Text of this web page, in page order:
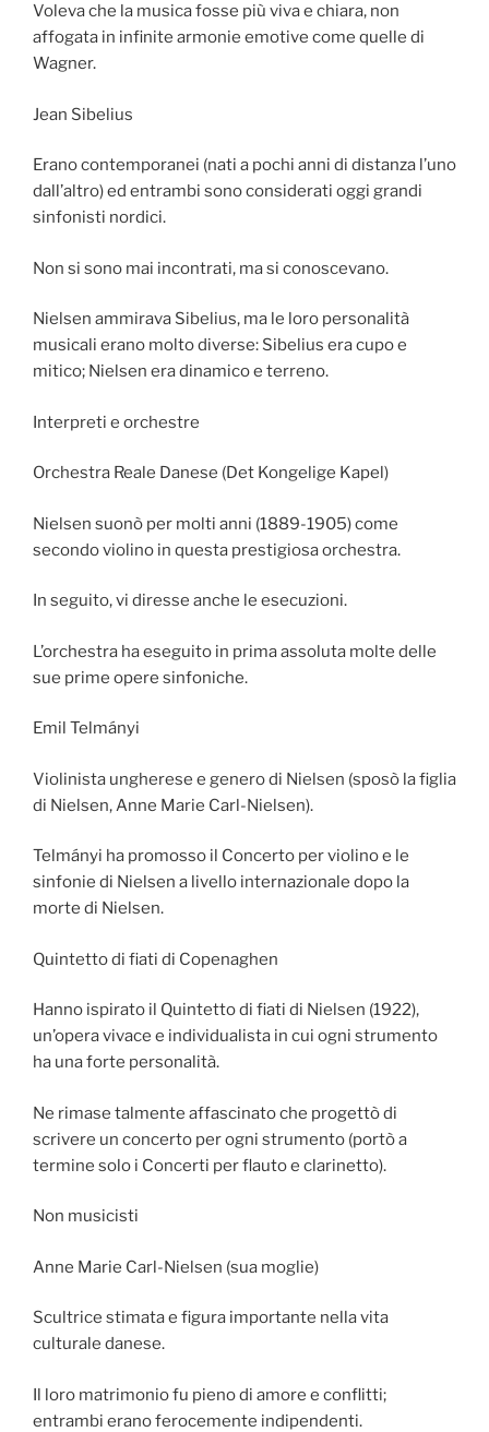
Voleva che la musica fosse più viva e chiara, non
affogata in infinite armonie emotive come quelle di
Wagner.
Jean Sibelius
Erano contemporanei (nati a pochi anni di distanza l’uno
dall’altro) ed entrambi sono considerati oggi grandi
sinfonisti nordici.
Non si sono mai incontrati, ma si conoscevano.
Nielsen ammirava Sibelius, ma le loro personalità
musicali erano molto diverse: Sibelius era cupo e
mitico; Nielsen era dinamico e terreno.
Interpreti e orchestre
Orchestra Reale Danese (Det Kongelige Kapel)
Nielsen suonò per molti anni (1889-1905) come
secondo violino in questa prestigiosa orchestra.
In seguito, vi diresse anche le esecuzioni.
L’orchestra ha eseguito in prima assoluta molte delle
sue prime opere sinfoniche.
Emil Telmányi
Violinista ungherese e genero di Nielsen (sposò la figlia
di Nielsen, Anne Marie Carl-Nielsen).
Telmányi ha promosso il Concerto per violino e le
sinfonie di Nielsen a livello internazionale dopo la
morte di Nielsen.
Quintetto di fiati di Copenaghen
Hanno ispirato il Quintetto di fiati di Nielsen (1922),
un’opera vivace e individualista in cui ogni strumento
ha una forte personalità.
Ne rimase talmente affascinato che progettò di
scrivere un concerto per ogni strumento (portò a
termine solo i Concerti per flauto e clarinetto).
Non musicisti
Anne Marie Carl-Nielsen (sua moglie)
Scultrice stimata e figura importante nella vita
culturale danese.
Il loro matrimonio fu pieno di amore e conflitti;
entrambi erano ferocemente indipendenti.